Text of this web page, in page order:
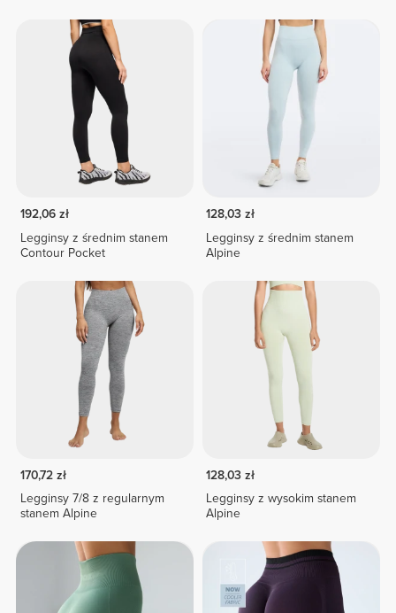
192,06 zł
Legginsy z średnim stanem
Contour Pocket
128,03 zł
Legginsy z średnim stanem
Alpine
170,72 zł
Legginsy 7/8 z regularnym
stanem Alpine
128,03 zł
Legginsy z wysokim stanem
Alpine